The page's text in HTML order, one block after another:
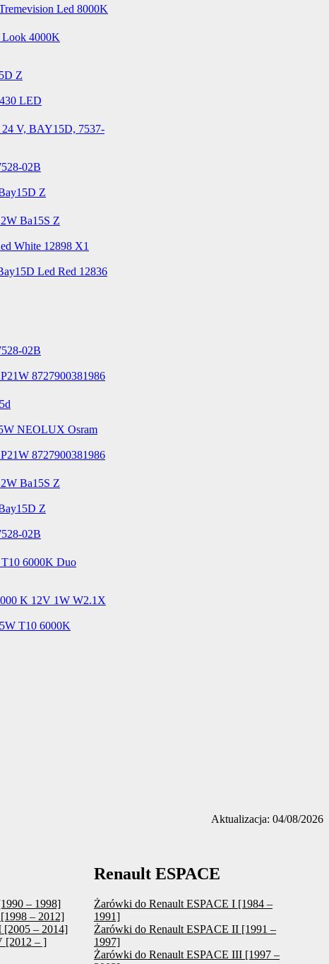
Aktualizacja: 04/08/2026
– 1998]
– 2012]
– 2014]
[2012 – ]
Renault ESPACE
Żarówki do Renault ESPACE I [1984 –
1991]
Żarówki do Renault ESPACE II [1991 –
1997]
Żarówki do Renault ESPACE III [1997 –